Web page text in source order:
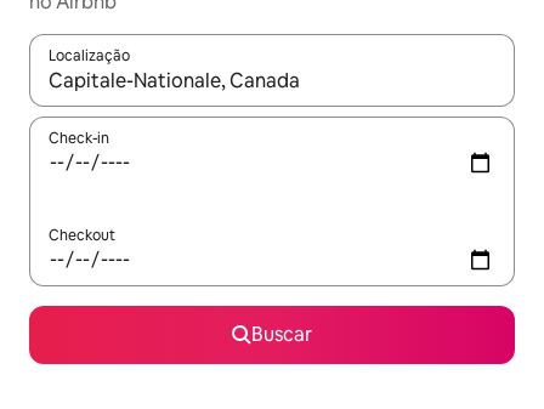
Localização
Quando os resultados estiverem disponíveis, explore-os
Check-in
Checkout
Buscar